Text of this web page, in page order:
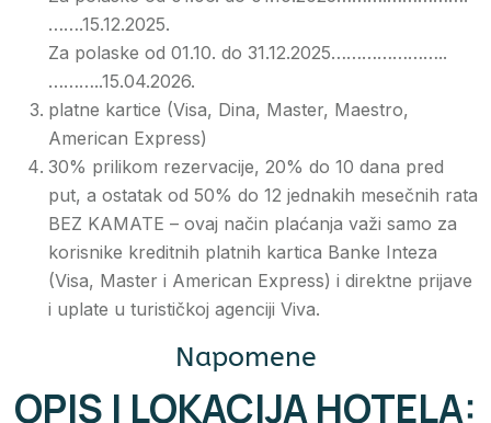
…….15.12.2025.
Za polaske od 01.10. do 31.12.2025…………………..
………..15.04.2026.
platne kartice (Visa, Dina, Master, Maestro,
American Express)
30% prilikom rezervacije, 20% do 10 dana pred
put, a ostatak od 50% do 12 jednakih mesečnih rata
BEZ KAMATE – ovaj način plaćanja važi samo za
korisnike kreditnih platnih kartica Banke Inteza
(Visa, Master i American Express) i direktne prijave
i uplate u turističkoj agenciji Viva.
Napomene
OPIS I LOKACIJA HOTELA: